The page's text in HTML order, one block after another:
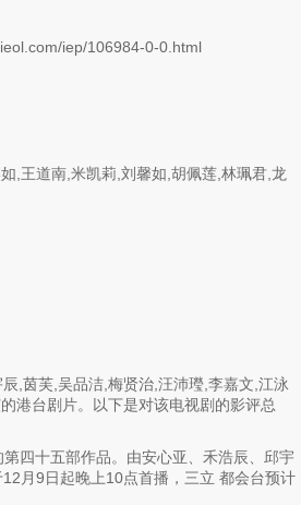
iep/106984-0-0.html
,王道南,米凯莉,刘馨如,胡佩莲,林珮君,龙
,茵芙,吴品洁,梅贤治,汪沛㼆,李嘉文,江泳
港台剧片。以下是对该电视剧的影评总
四十五部作品。由安心亚、禾浩辰、邱宇
月9日起晚上10点首播，三立 都会台预计